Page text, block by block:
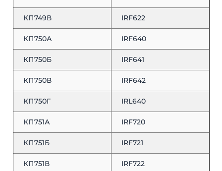
КП749В IRF622
КП750А IRF640
КП750Б IRF641
КП750В IRF642
КП750Г IRL640
КП751А IRF720
КП751Б IRF721
КП751В IRF722